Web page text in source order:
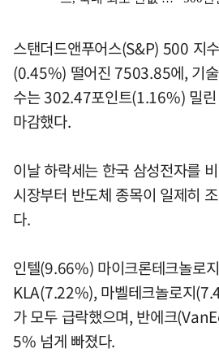
스탠더드앤푸어스(S&P) 500 지
(0.45%) 떨어진 7503.85에, 기
수는 302.47포인트(1.16%) 밀
마감했다.
이날 하락세는 한국 삼성전자를
시장부터 반도체 종목이 일제히
다.
인텔(9.66%) 마이크론테크놀로
KLA(7.22%), 마벨테크놀로지
가 모두 급락했으며, 반에크
5% 넘게 빠졌다.